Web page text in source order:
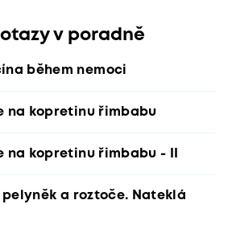
v poradně
během nemoci
na kopretinu řimbabu
na kopretinu řimbabu - II
a roztoče. Nateklá